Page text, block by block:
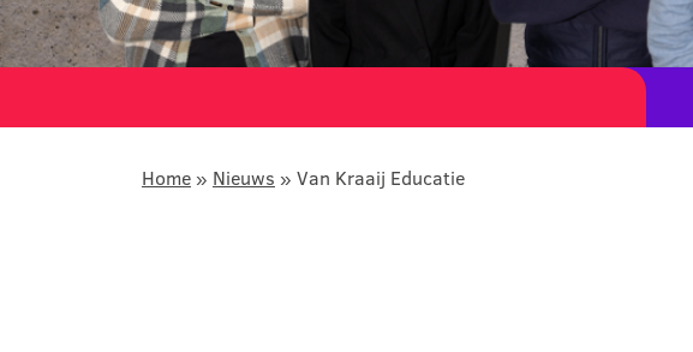
Home » Nieuws » Van Kraaij Educatie